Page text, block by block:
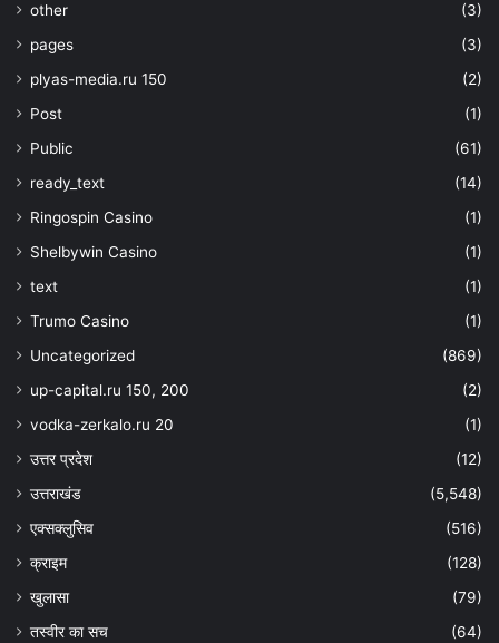
other
(3)
pages
(3)
plyas-media.ru 150
(2)
Post
(1)
Public
(61)
ready_text
(14)
Ringospin Casino
(1)
Shelbywin Casino
(1)
text
(1)
Trumo Casino
(1)
Uncategorized
(869)
up-capital.ru 150, 200
(2)
vodka-zerkalo.ru 20
(1)
उत्तर प्रदेश
(12)
उत्तराखंड
(5,548)
एक्सक्लुसिव
(516)
क्राइम
(128)
खुलासा
(79)
तस्वीर का सच
(64)